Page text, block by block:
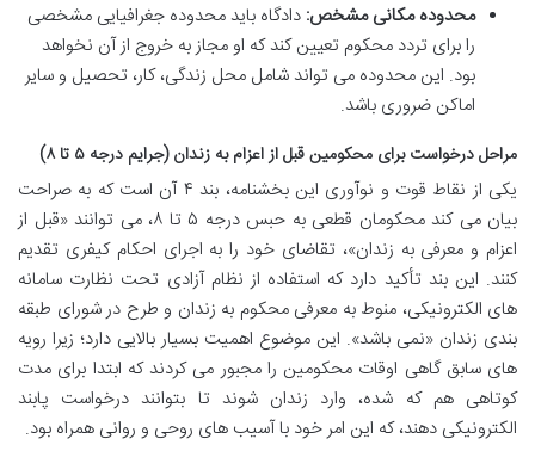
محدوده مکانی مشخص: دادگاه باید محدوده جغرافیایی مشخصی
را برای تردد محکوم تعیین کند که او مجاز به خروج از آن نخواهد
بود. این محدوده می تواند شامل محل زندگی، کار، تحصیل و سایر
اماکن ضروری باشد.
مراحل درخواست برای محکومین قبل از اعزام به زندان (جرایم درجه ۵ تا ۸)
یکی از نقاط قوت و نوآوری این بخشنامه، بند ۴ آن است که به صراحت
بیان می کند محکومان قطعی به حبس درجه ۵ تا ۸، می توانند «قبل از
اعزام و معرفی به زندان»، تقاضای خود را به اجرای احکام کیفری تقدیم
کنند. این بند تأکید دارد که استفاده از نظام آزادی تحت نظارت سامانه
های الکترونیکی، منوط به معرفی محکوم به زندان و طرح در شورای طبقه
بندی زندان «نمی باشد». این موضوع اهمیت بسیار بالایی دارد؛ زیرا رویه
های سابق گاهی اوقات محکومین را مجبور می کردند که ابتدا برای مدت
کوتاهی هم که شده، وارد زندان شوند تا بتوانند درخواست پابند
الکترونیکی دهند، که این امر خود با آسیب های روحی و روانی همراه بود.